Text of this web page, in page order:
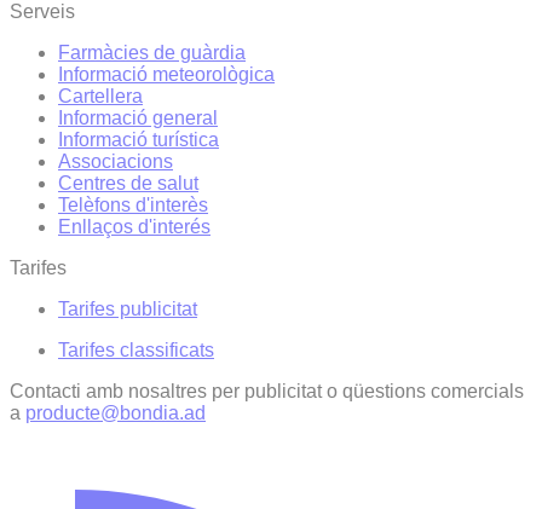
Serveis
Farmàcies de guàrdia
Informació meteorològica
Cartellera
Informació general
Informació turística
Associacions
Centres de salut
Telèfons d'interès
Enllaços d'interés
Tarifes
Tarifes publicitat
Tarifes classificats
Contacti amb nosaltres per publicitat o qüestions comercials
a producte@bondia.ad